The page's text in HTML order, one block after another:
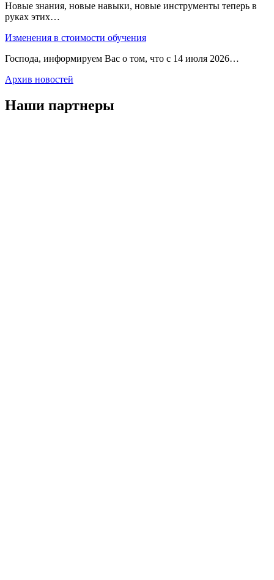
Новые знания, новые навыки, новые инструменты теперь в
руках этих…
Изменения в стоимости обучения
Господа, информируем Вас о том, что с 14 июля 2026…
Архив новостей
Наши партнеры